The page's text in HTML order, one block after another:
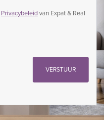
Privacybeleidvan Expat & Real
VERSTUUR